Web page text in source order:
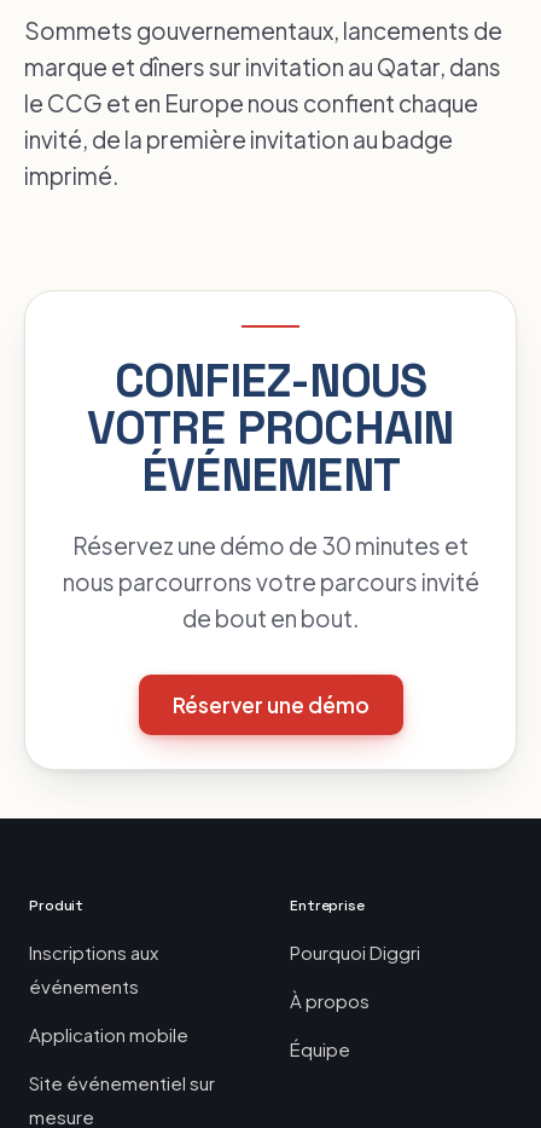
Sommets gouvernementaux, lancements de
marque et dîners sur invitation au Qatar, dans
le CCG et en Europe nous confient chaque
invité, de la première invitation au badge
imprimé.
CONFIEZ-NOUS
VOTRE PROCHAIN
ÉVÉNEMENT
Réservez une démo de 30 minutes et
nous parcourrons votre parcours invité
de bout en bout.
Réserver une démo
Produit
Inscriptions aux
événements
Application mobile
Site événementiel sur
mesure
Entreprise
Pourquoi Diggri
À propos
Équipe